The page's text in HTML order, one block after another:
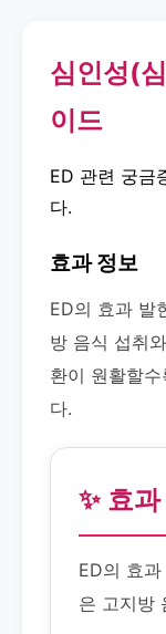
심인성(
이드
ED 관련 궁금
다.
효과 정보
ED의 효과 발
방 음식 섭취
환이 원활할
다.
✨ 효
ED의 효
은 고지방